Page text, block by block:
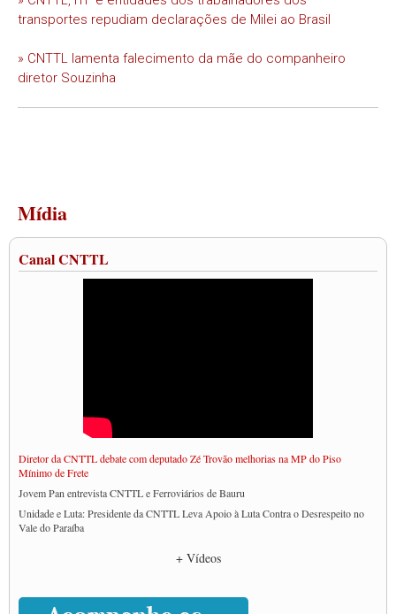
transportes repudiam declarações de Milei ao Brasil
» CNTTL lamenta falecimento da mãe do companheiro
diretor Souzinha
Mídia
Canal CNTTL
Diretor da CNTTL debate com deputado Zé Trovão melhorias na MP do Piso
Mínimo de Frete
Jovem Pan entrevista CNTTL e Ferroviários de Bauru
Unidade e Luta: Presidente da CNTTL Leva Apoio à Luta Contra o Desrespeito no
Vale do Paraíba
CNTTL e entidades dos caminhoneiros conversam com governo Lula sobre pautas
Caminhoneiros prometem paralisação e cobram diálogo com Lula
+ Vídeos